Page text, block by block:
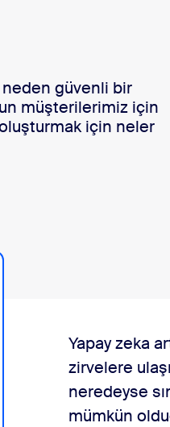
neden güvenli bir
müşterilerimiz için
için neler
emniyeti nedir?
Yapay zeka
zirvelere
neredeyse
mümkün